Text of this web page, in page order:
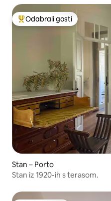
Među najviše rangiranima s
Odabrali gosti
Stan – Porto
Stan iz 1920-ih s terasom.